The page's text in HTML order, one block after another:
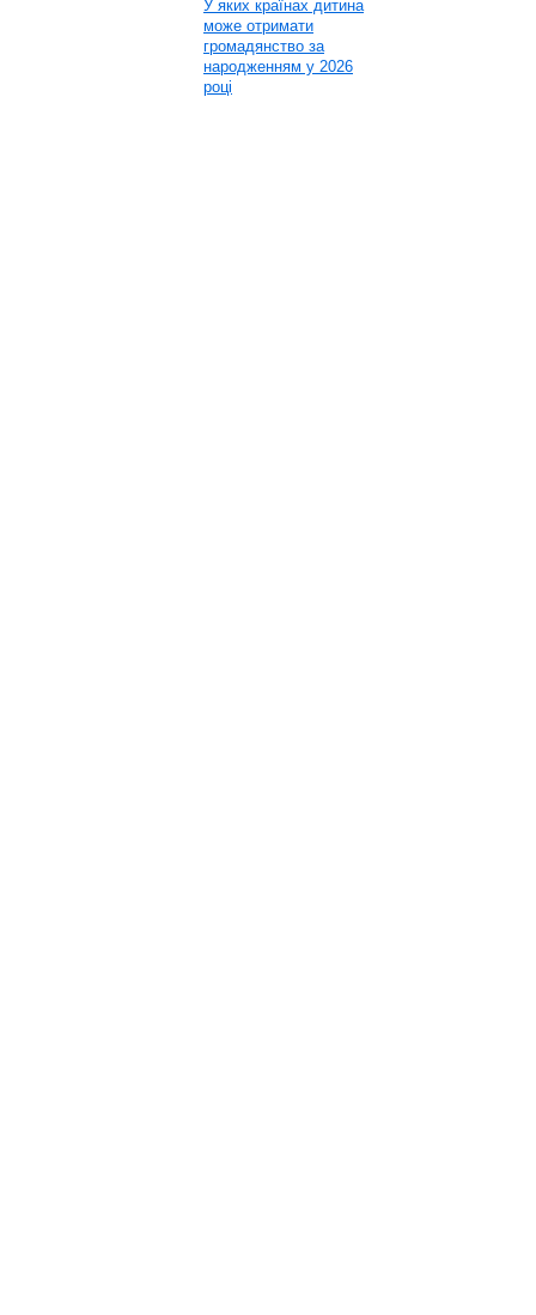
У яких країнах дитина
може отримати
громадянство за
народженням у 2026
році